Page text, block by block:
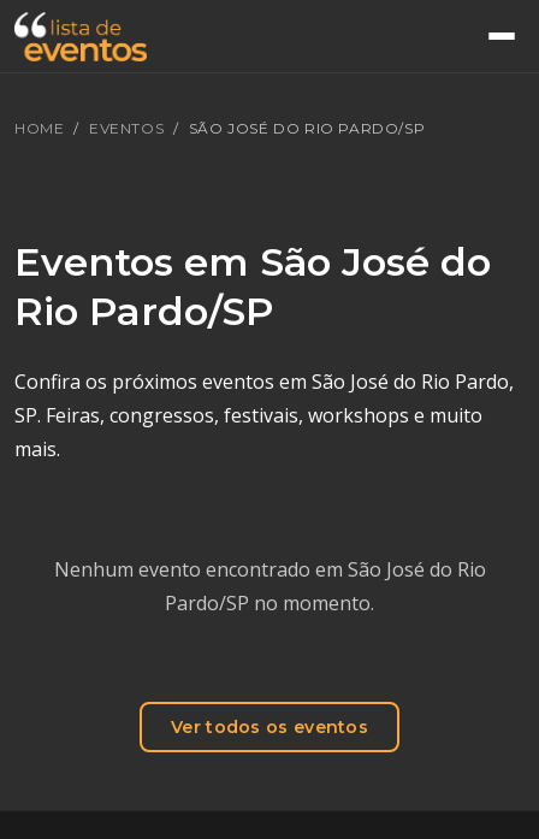
HOME EVENTOS SÃO JOSÉ DO RIO PARDO/SP
Eventos em São José do
Rio Pardo/SP
Confira os próximos eventos em São José do Rio Pardo,
SP. Feiras, congressos, festivais, workshops e muito
mais.
Nenhum evento encontrado em São José do Rio
Pardo/SP no momento.
Ver todos os eventos